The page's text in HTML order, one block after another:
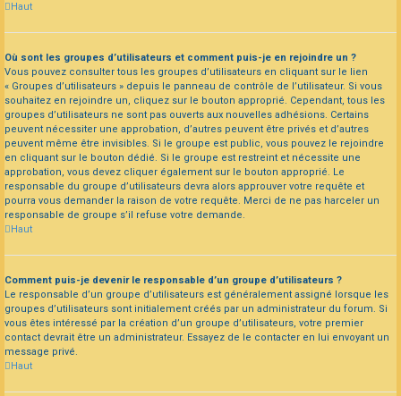
Haut
Où sont les groupes d’utilisateurs et comment puis-je en rejoindre un ?
Vous pouvez consulter tous les groupes d’utilisateurs en cliquant sur le lien
« Groupes d’utilisateurs » depuis le panneau de contrôle de l’utilisateur. Si vous
souhaitez en rejoindre un, cliquez sur le bouton approprié. Cependant, tous les
groupes d’utilisateurs ne sont pas ouverts aux nouvelles adhésions. Certains
peuvent nécessiter une approbation, d’autres peuvent être privés et d’autres
peuvent même être invisibles. Si le groupe est public, vous pouvez le rejoindre
en cliquant sur le bouton dédié. Si le groupe est restreint et nécessite une
approbation, vous devez cliquer également sur le bouton approprié. Le
responsable du groupe d’utilisateurs devra alors approuver votre requête et
pourra vous demander la raison de votre requête. Merci de ne pas harceler un
responsable de groupe s’il refuse votre demande.
Haut
Comment puis-je devenir le responsable d’un groupe d’utilisateurs ?
Le responsable d’un groupe d’utilisateurs est généralement assigné lorsque les
groupes d’utilisateurs sont initialement créés par un administrateur du forum. Si
vous êtes intéressé par la création d’un groupe d’utilisateurs, votre premier
contact devrait être un administrateur. Essayez de le contacter en lui envoyant un
message privé.
Haut